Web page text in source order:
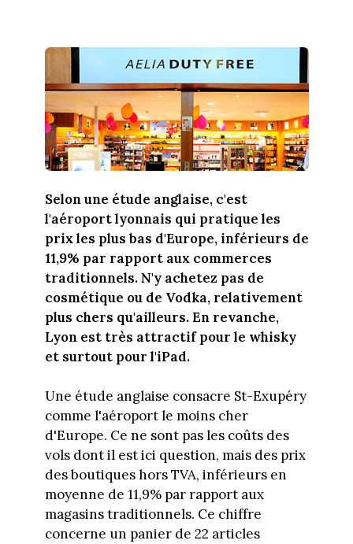
Selon une étude anglaise, c'est
l'aéroport lyonnais qui pratique les
prix les plus bas d'Europe, inférieurs de
11,9% par rapport aux commerces
traditionnels. N'y achetez pas de
cosmétique ou de Vodka, relativement
plus chers qu'ailleurs. En revanche,
Lyon est très attractif pour le whisky
et surtout pour l'iPad.
Une étude anglaise consacre St-Exupéry
comme l'aéroport le moins cher
d'Europe. Ce ne sont pas les coûts des
vols dont il est ici question, mais des prix
des boutiques hors TVA, inférieurs en
moyenne de 11,9% par rapport aux
magasins traditionnels. Ce chiffre
concerne un panier de 22 articles